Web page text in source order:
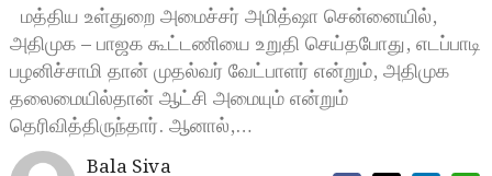
மத்திய உள்துறை அமைச்சர் அமித்ஷா சென்னையில்,
அதிமுக – பாஜக கூட்டணியை உறுதி செய்தபோது, எடப்பாடி
பழனிச்சாமி தான் முதல்வர் வேட்பாளர் என்றும், அதிமுக
தலைமையில்தான் ஆட்சி அமையும் என்றும்
தெரிவித்திருந்தார். ஆனால்,…
Bala Siva